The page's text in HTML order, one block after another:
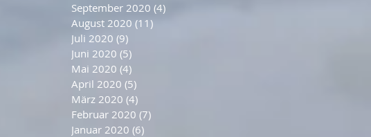
September 2020 (4)
August 2020 (11)
Juli 2020 (9)
Juni 2020 (5)
Mai 2020 (4)
April 2020 (5)
März 2020 (4)
Februar 2020 (7)
Januar 2020 (6)